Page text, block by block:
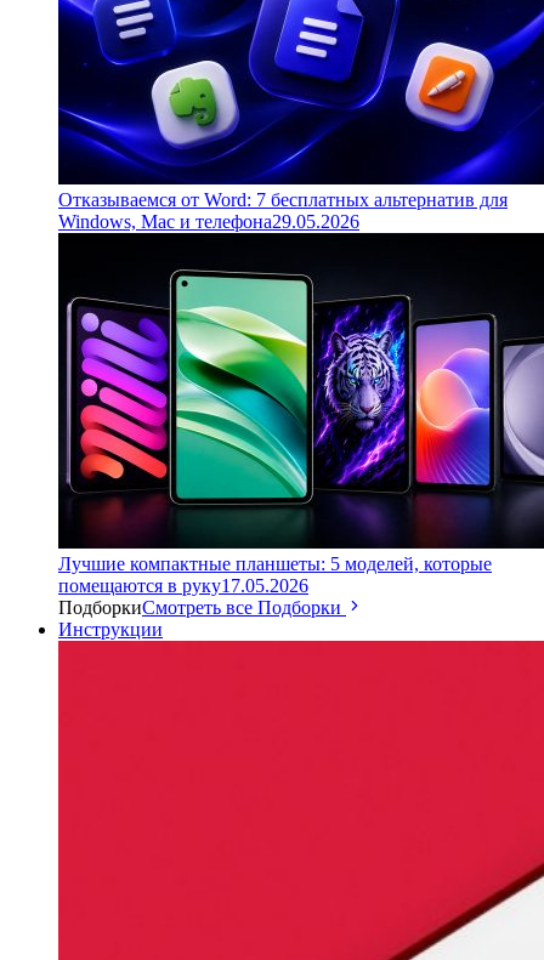
Отказываемся от Word: 7 бесплатных альтернатив для
Windows, Mac и телефона29.05.2026
Лучшие компактные планшеты: 5 моделей, которые
помещаются в руку17.05.2026
ПодборкиСмотреть все Подборки
Инструкции